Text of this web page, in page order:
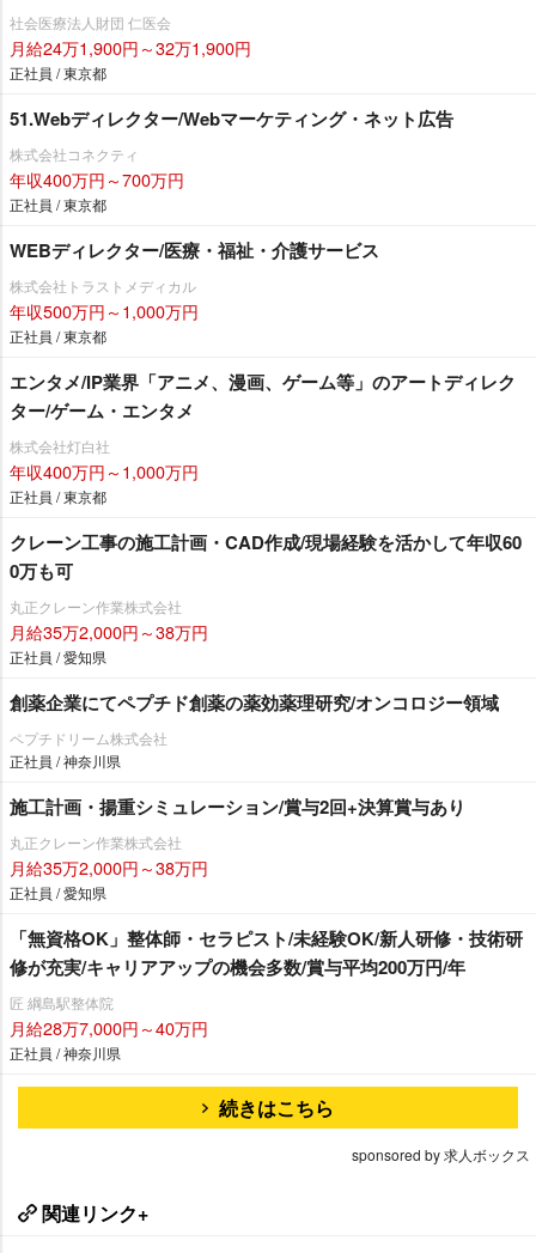
社会医療法人財団 仁医会
月給24万1,900円～32万1,900円
正社員 / 東京都
51.Webディレクター/Webマーケティング・ネット広告
株式会社コネクティ
年収400万円～700万円
正社員 / 東京都
WEBディレクター/医療・福祉・介護サービス
株式会社トラストメディカル
年収500万円～1,000万円
正社員 / 東京都
エンタメ/IP業界「アニメ、漫画、ゲーム等」のアートディレク
ター/ゲーム・エンタメ
株式会社灯白社
年収400万円～1,000万円
正社員 / 東京都
クレーン工事の施工計画・CAD作成/現場経験を活かして年収60
0万も可
丸正クレーン作業株式会社
月給35万2,000円～38万円
正社員 / 愛知県
創薬企業にてペプチド創薬の薬効薬理研究/オンコロジー領域
ペプチドリーム株式会社
正社員 / 神奈川県
施工計画・揚重シミュレーション/賞与2回+決算賞与あり
丸正クレーン作業株式会社
月給35万2,000円～38万円
正社員 / 愛知県
「無資格OK」整体師・セラピスト/未経験OK/新人研修・技術研
修が充実/キャリアアップの機会多数/賞与平均200万円/年
匠 綱島駅整体院
月給28万7,000円～40万円
正社員 / 神奈川県
続きはこちら
sponsored by 求人ボックス
関連リンク+